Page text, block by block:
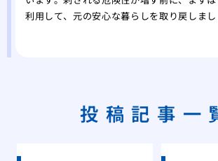
利用して、元の安心な暮らしを取り戻しまし
投稿記事一